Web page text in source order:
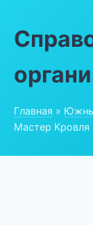
Главная »
Мастер Кровля